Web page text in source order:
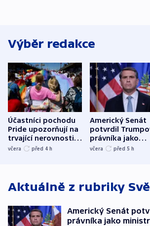
Výběr redakce
Účastníci pochodu
Pride upozorňují na
trvající nerovnosti i
společenskou
včera před 4 h
Americký Senát
potvrdil
právníka jako
ministra
včera před 5 h
Aktuálně z rubriky
Americký Senát
právníka jako